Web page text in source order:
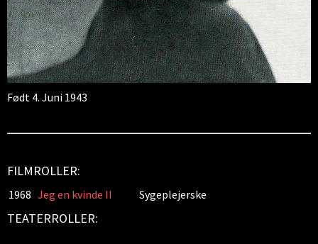
Født 4. Juni 1943
FILMROLLER:
1968 Jeg en kvinde II Sygeplejerske
TEATERROLLER: